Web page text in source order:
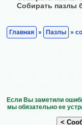
Собирать пазлы
Главная » Пазлы »
Если Вы заметили
мы обязательно ее